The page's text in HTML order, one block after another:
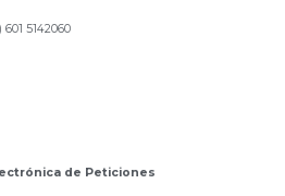
5142060
de Peticiones